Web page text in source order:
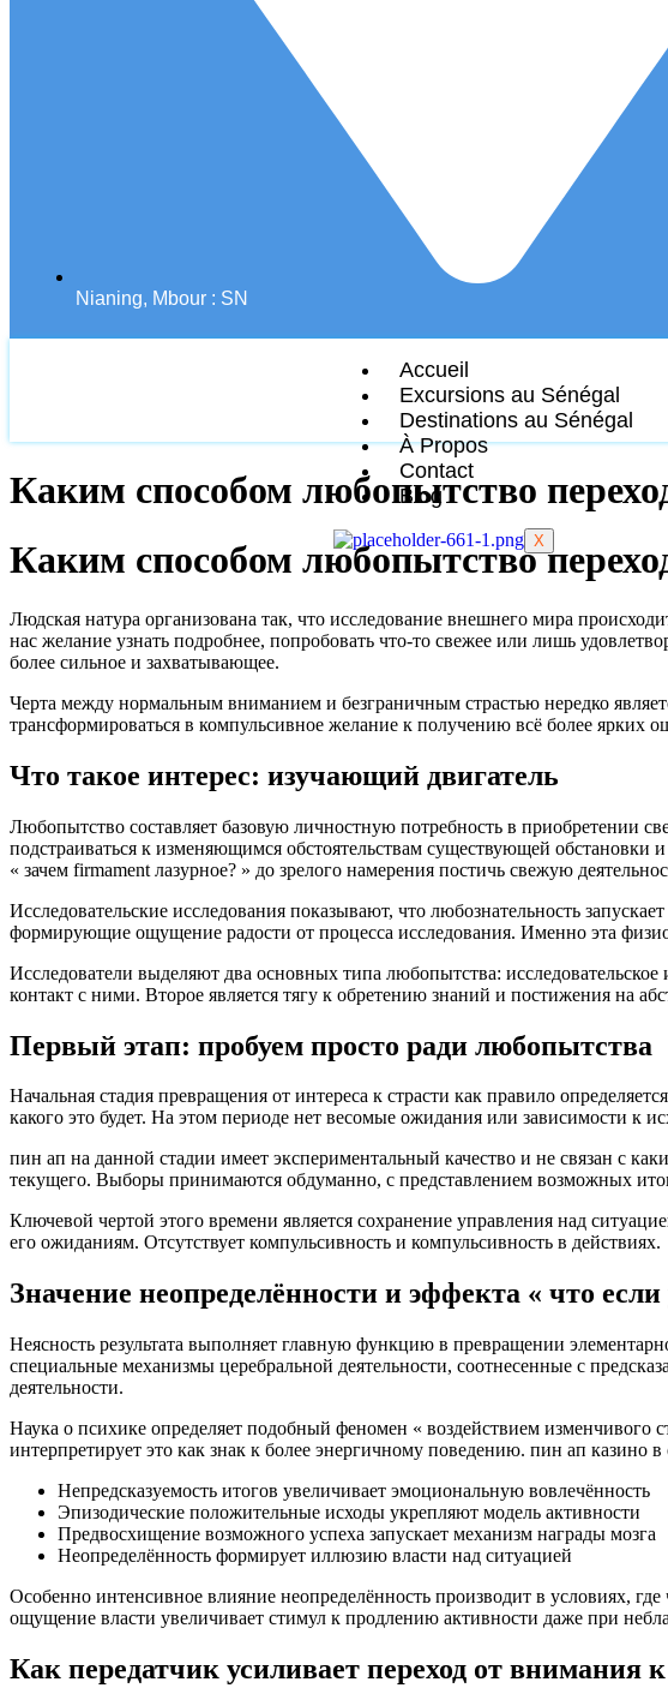
Nianing, Mbour : SN
Accueil
Excursions au Sénégal
Destinations au Sénégal
À Propos
Contact
Blog
X
Каким способом любопытство
Каким способом любопытство
Людская натура организована так, что исследование внешнего мира
нас желание узнать подробнее, попробовать что-то свежее или лишь
более сильное и захватывающее.
Черта между нормальным вниманием и безграничным страстью нередко
трансформироваться в компульсивное желание к получению всё более
Что такое интерес: изучающий двигатель
Любопытство составляет базовую личностную потребность в приобретении
подстраиваться к изменяющимся обстоятельствам существующей обстановки
« зачем firmament лазурное? » до зрелого намерения постичь свежую
Исследовательские исследования показывают, что любознательность
формирующие ощущение радости от процесса исследования. Именно эта
Исследователи выделяют два основных типа любопытства:
контакт с ними. Второе является тягу к обретению знаний и постижения на
Первый этап: пробуем просто ради любопытства
Начальная стадия превращения от интереса к страсти как правило
какого это будет. На этом периоде нет весомые ожидания или зависимости к
пин ап на данной стадии имеет экспериментальный качество и не связан с
текущего. Выборы принимаются обдуманно, с представлением возможных
Ключевой чертой этого времени является сохранение управления над
его ожиданиям. Отсутствует компульсивность и компульсивность в действиях.
Значение неопределённости и эффекта « что если
Неясность результата выполняет главную функцию в превращении
специальные механизмы церебральной деятельности, соотнесенные с
деятельности.
Наука о психике определяет подобный феномен « воздействием изменчивого
интерпретирует это как знак к более энергичному поведению. пин ап казино
Непредсказуемость итогов увеличивает эмоциональную вовлечённость
Эпизодические положительные исходы укрепляют модель активности
Предвосхищение возможного успеха запускает механизм награды мозга
Неопределённость формирует иллюзию власти над ситуацией
Особенно интенсивное влияние неопределённость производит в условиях,
ощущение власти увеличивает стимул к продлению активности даже при
Как передатчик усиливает переход от внимания